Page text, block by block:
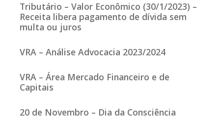
Tributário – Valor Econômico (30/1/2023) –
Receita libera pagamento de dívida sem
multa ou juros
VRA – Análise Advocacia 2023/2024
VRA – Área Mercado Financeiro e de
Capitais
20 de Novembro – Dia da Consciência